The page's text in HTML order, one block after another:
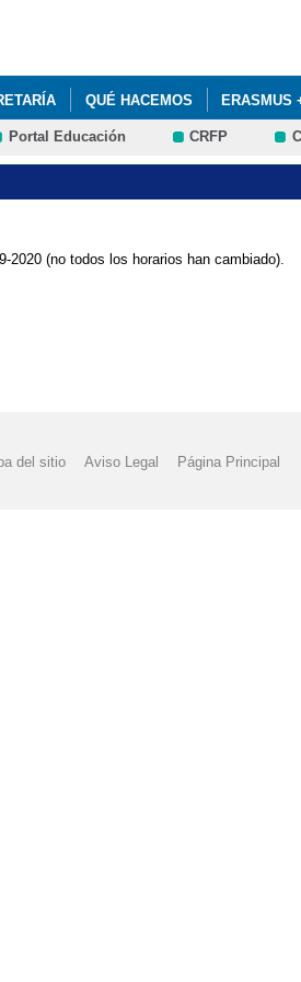
QUÉ HACEMOS ERASMUS
Portal Educación CRFP
(no todos los horarios han cambiado).
del sitio Aviso Legal Página Principal